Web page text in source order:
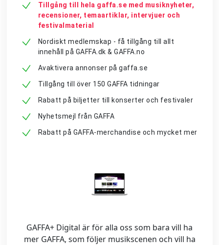
Tillgång till hela gaffa.se med musiknyheter,
recensioner, temaartiklar, intervjuer och
festivalmaterial
Nordiskt medlemskap - få tillgång till allt
innehåll på GAFFA.dk & GAFFA.no
Avaktivera annonser på gaffa.se
Tillgång till över 150 GAFFA tidningar
Rabatt på biljetter till konserter och festivaler
Nyhetsmejl från GAFFA
Rabatt på GAFFA-merchandise och mycket mer
GAFFA+ Digital är för alla oss som bara vill ha
mer GAFFA, som följer musikscenen och vill ha